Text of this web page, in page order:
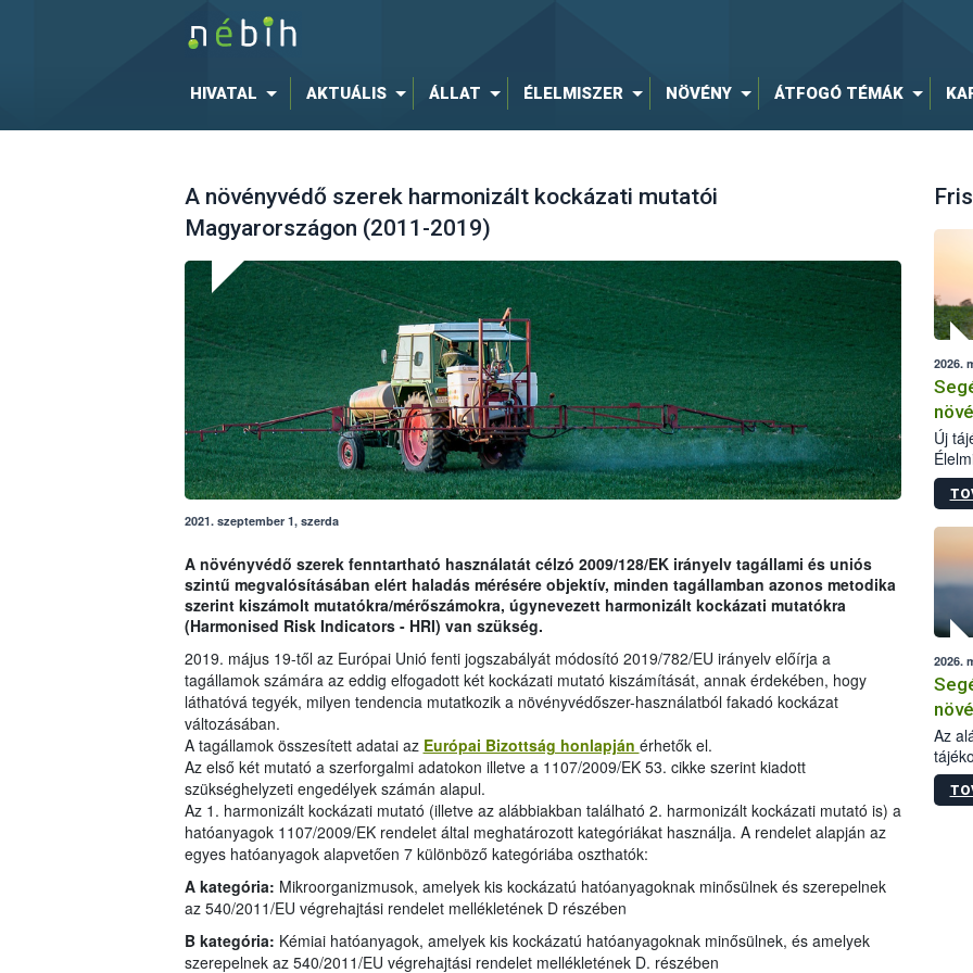
HIVATAL AKTUÁLIS ÁLLAT ÉLELMISZER NÖVÉNY ÁTFOGÓ TÉMÁK
A növényvédő szerek harmonizált kockázati mutatói
Magyarországon (2011-2019)
2021. szeptember 1, szerda
A növényvédő szerek fenntartható használatát célzó 2009/128/EK irányelv tagállami és uniós
szintű megvalósításában elért haladás mérésére objektív, minden tagállamban azonos metodika
szerint kiszámolt mutatókra/mérőszámokra, úgynevezett harmonizált kockázati mutatókra
(Harmonised Risk Indicators - HRI) van szükség.
2019. május 19-től az Európai Unió fenti jogszabályát módosító 2019/782/EU irányelv előírja a
tagállamok számára az eddig elfogadott két kockázati mutató kiszámítását, annak érdekében, hogy
láthatóvá tegyék, milyen tendencia mutatkozik a növényvédőszer-használatból fakadó kockázat
változásában.
A tagállamok összesített adatai az Európai Bizottság honlapján érhetők el.
Az első két mutató a szerforgalmi adatokon illetve a 1107/2009/EK 53. cikke szerint kiadott
szükséghelyzeti engedélyek számán alapul.
Az 1. harmonizált kockázati mutató (illetve az alábbiakban található 2. harmonizált kockázati mutató is) a
hatóanyagok 1107/2009/EK rendelet által meghatározott kategóriákat használja. A rendelet alapján az
egyes hatóanyagok alapvetően 7 különböző kategóriába oszthatók:
A kategória: Mikroorganizmusok, amelyek kis kockázatú hatóanyagoknak minősülnek és szerepelnek
az 540/2011/EU végrehajtási rendelet mellékletének D részében
B kategória: Kémiai hatóanyagok, amelyek kis kockázatú hatóanyagoknak minősülnek, és amelyek
szerepelnek az 540/2011/EU végrehajtási rendelet mellékletének D. részében
2026.
Új
2026.
Az